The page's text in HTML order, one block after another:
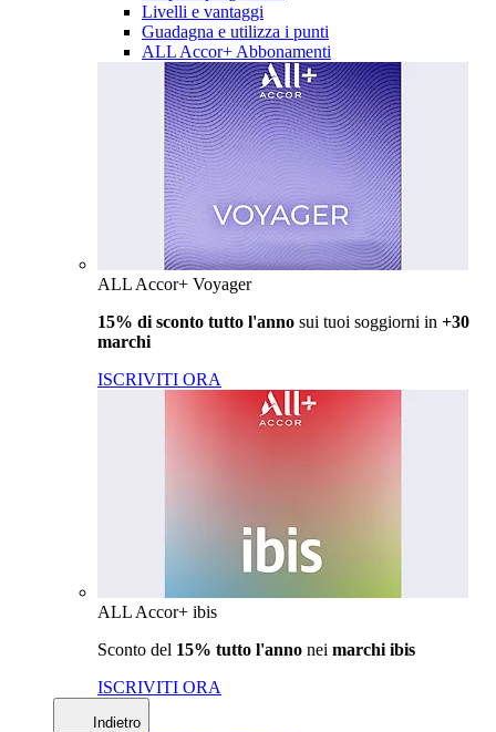
Livelli e vantaggi
Guadagna e utilizza i punti
ALL Accor+ Abbonamenti
ALL Accor+ Voyager
15% di sconto tutto l'anno sui tuoi soggiorni in +30
marchi
ISCRIVITI ORA
ALL Accor+ ibis
Sconto del 15% tutto l'anno nei marchi ibis
ISCRIVITI ORA
Indietro